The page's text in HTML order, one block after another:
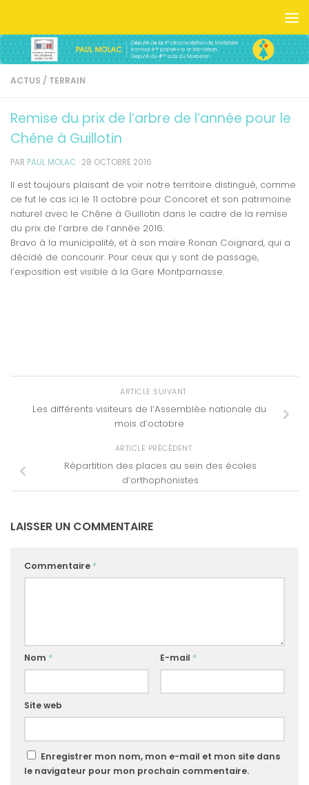
ACTUS / TERRAIN
Remise du prix de l’arbre de l’année pour le
Chêne à Guillotin
PAR PAUL MOLAC · 28 OCTOBRE 2016
Il est toujours plaisant de voir notre territoire distingué, comme
ce fut le cas ici le 11 octobre pour Concoret et son patrimoine
naturel avec le Chêne à Guillotin dans le cadre de la remise
du prix de l’arbre de l’année 2016.
Bravo à la municipalité, et à son maire Ronan Coignard, qui a
décidé de concourir. Pour ceux qui y sont de passage,
l’exposition est visible à la Gare Montparnasse.
ARTICLE SUIVANT
Les différents visiteurs de l’Assemblée nationale du
mois d’octobre
ARTICLE PRÉCÉDENT
Répartition des places au sein des écoles
d’orthophonistes
LAISSER UN COMMENTAIRE
Commentaire *
Nom * E-mail *
Site web
Enregistrer mon nom, mon e-mail et mon site dans
le navigateur pour mon prochain commentaire.